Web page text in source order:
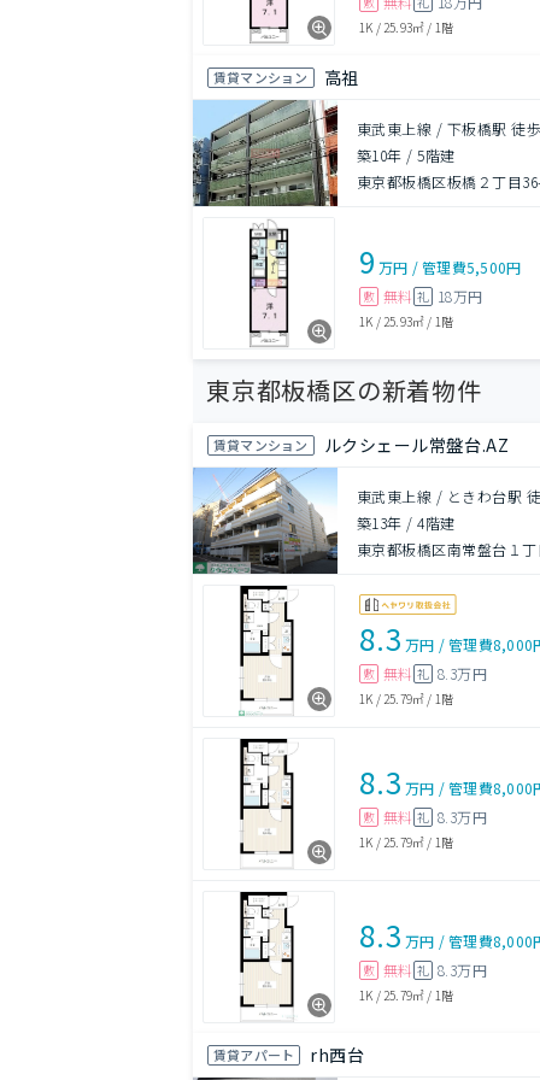
1K /25.93㎡ / 1階
賃貸マンション 高祖
東武東上線 / 下板橋駅 徒
築10年 /5階建
東京都板橋区板橋２丁目
9 万円 /管理費5,500円
敷 無料 礼 18万円
1K / 25.93㎡ / 1階
東京都板橋区の新着物件
賃貸マンション ルクシェール常盤台.AZ
東武東上線 / ときわ台駅
築13年 /4階建
東京都板橋区南常盤台１
8.3 万円 /管理費8,000
敷 無料 礼 8.3万円
1K /25.79㎡ / 1階
8.3 万円 /管理費8,000
敷 無料 礼 8.3万円
1K / 25.79㎡ / 1階
8.3 万円 /管理費8,000
敷 無料 礼 8.3万円
1K / 25.79㎡ / 1階
賃貸アパート rh西台